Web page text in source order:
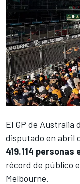
El GP de Australia
disputado en abril
419.114 personas
récord de público
Melbourne.